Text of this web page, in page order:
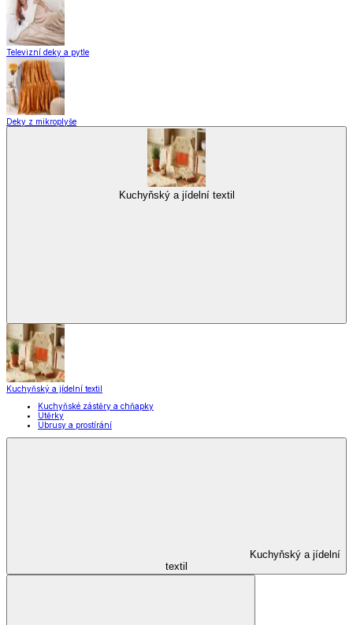
Televizní deky a pytle
Deky z mikroplyše
Kuchyňský a jídelní textil
Kuchyňský a jídelní textil
Kuchyňské zástěry a chňapky
Utěrky
Ubrusy a prostírání
Kuchyňský a jídelní
textil